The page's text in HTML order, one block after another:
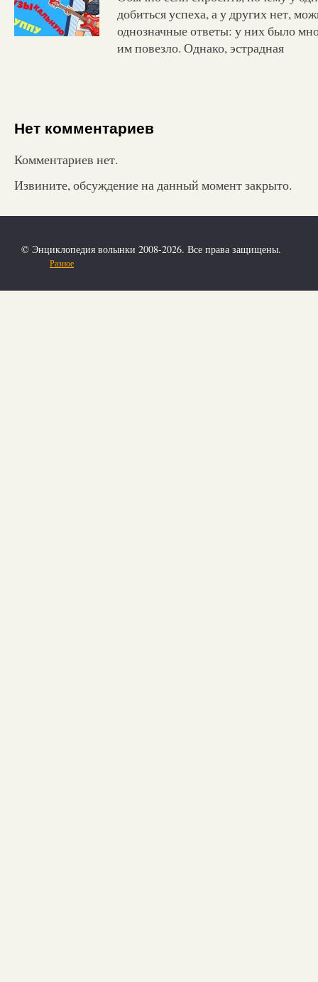
добиться успеха, а у других нет,
однозначные ответы: у них было
им повезло. Однако, эстрадная
Нет комментариев
Комментариев нет.
Извините, обсуждение на данный момент закрыто.
© Энциклопедия волынки 2008-2026. Все права защищены.
Разное